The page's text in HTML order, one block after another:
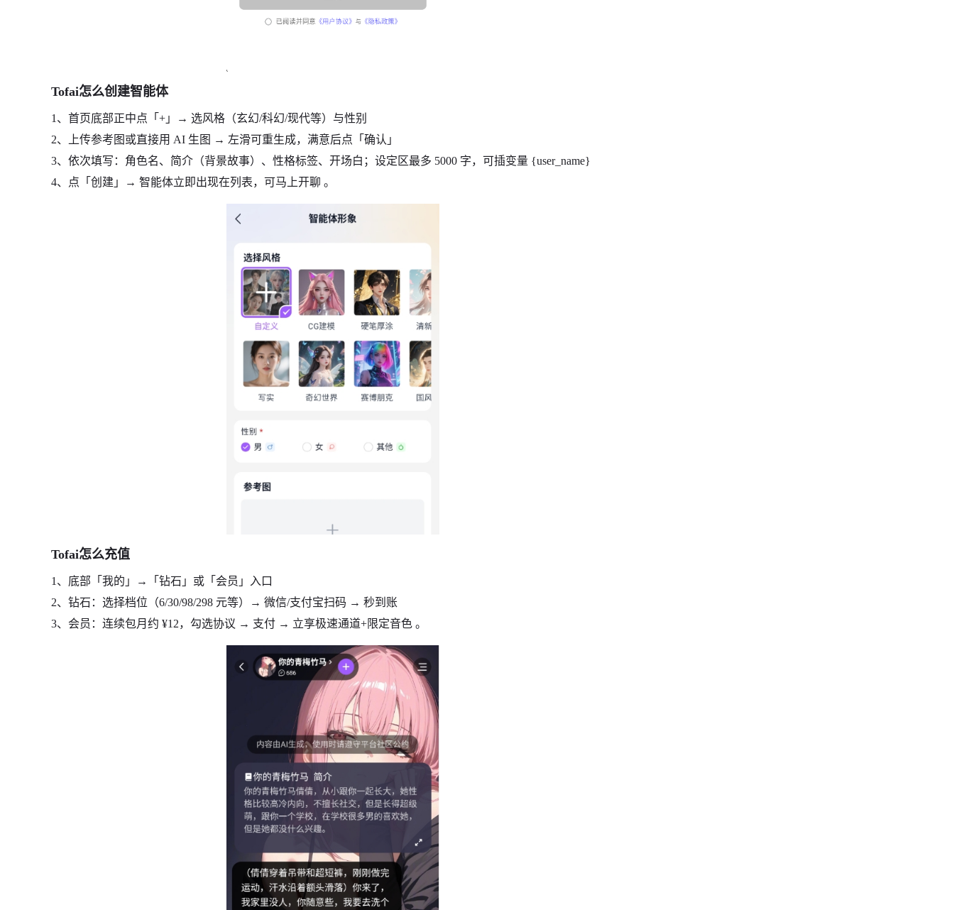
Tofai怎么创建智能体
1、首页底部正中点「+」→ 选风格（玄幻/科幻/现代等）与性别
2、上传参考图或直接用 AI 生图 → 左滑可重生成，满意后点「确认」
3、依次填写：角色名、简介（背景故事）、性格标签、开场白；设定区最多 5000 字，可插变量 {user_name}
4、点「创建」→ 智能体立即出现在列表，可马上开聊 。
Tofai怎么充值
1、底部「我的」→「钻石」或「会员」入口
2、钻石：选择档位（6/30/98/298 元等）→ 微信/支付宝扫码 → 秒到账
3、会员：连续包月约 ¥12，勾选协议 → 支付 → 立享极速通道+限定音色 。